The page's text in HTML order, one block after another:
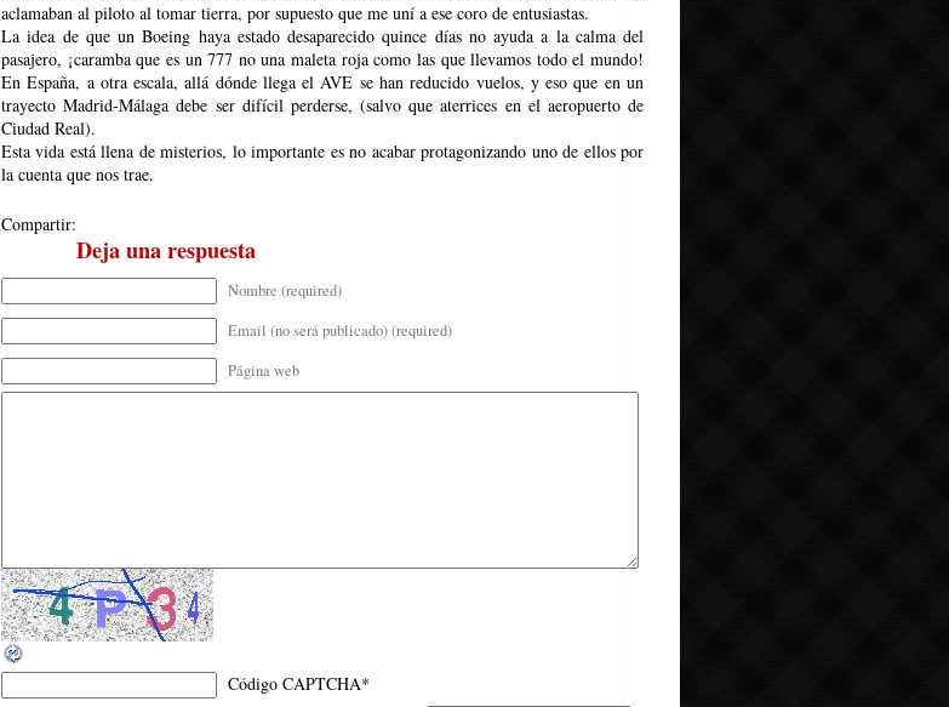
aclamaban al piloto al tomar tierra, por supuesto que me uní a ese coro de entusiastas.
La idea de que un Boeing haya estado desaparecido quince días no ayuda a la calma del
pasajero, ¡caramba que es un 777 no una maleta roja como las que llevamos todo el mundo!
En España, a otra escala, allá dónde llega el AVE se han reducido vuelos, y eso que en un
trayecto Madrid-Málaga debe ser difícil perderse, (salvo que aterrices en el aeropuerto de
Ciudad Real).
Esta vida está llena de misterios, lo importante es no acabar protagonizando uno de ellos por
la cuenta que nos trae.
Compartir:
Deja una respuesta
Nombre (required)
Email (no será publicado) (required)
Página web
Código CAPTCHA*